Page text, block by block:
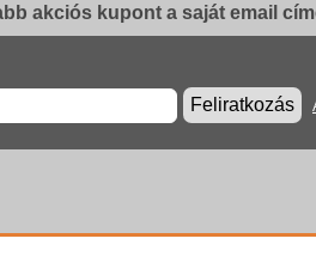
akciós kupont a saját email
Feliratkozás